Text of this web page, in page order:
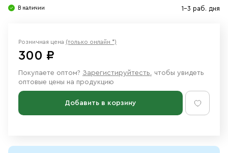
В наличии 1-3 раб. дня
Розничная цена (только онлайн *)
300 ₽
Покупаете оптом? Зарегистируйтесть, чтобы увидеть
оптовые цены на продукцию
Добавить в корзину